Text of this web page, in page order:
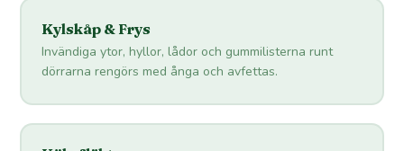
Kylskåp & Frys
Invändiga ytor, hyllor, lådor och gummilisterna runt
dörrarna rengörs med ånga och avfettas.